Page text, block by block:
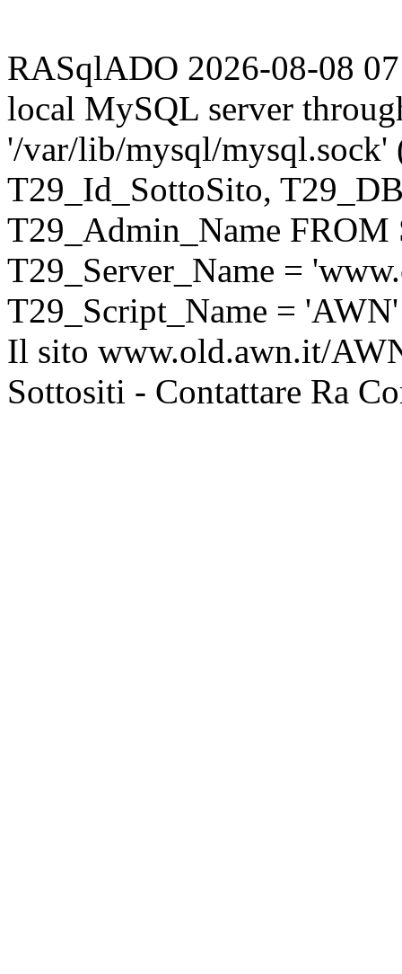
RASqlADO 2026-08-08
local MySQL server
'/var/lib/mysql/mysql.sock'
T29_Id_SottoSito,
T29_Admin_Name
T29_Server_Name =
T29_Script_Name = 'AWN'
Il sito www.old.awn.it/
Sottositi - Contattare Ra